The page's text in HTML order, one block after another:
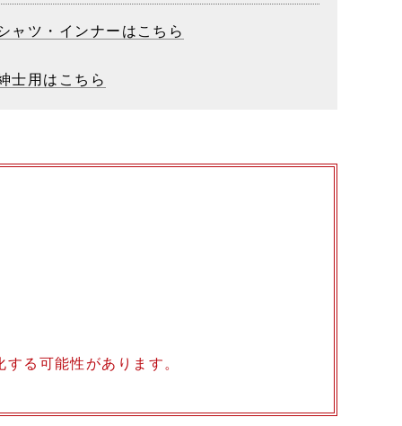
ャツ・インナーはこちら
士用はこちら
る可能性があります。